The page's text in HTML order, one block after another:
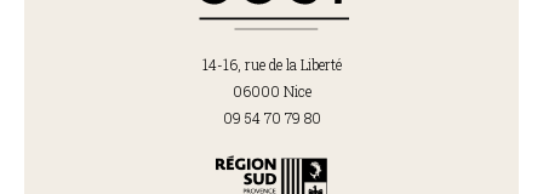
14-16, rue de la Liberté
06000 Nice
09 54 70 79 80